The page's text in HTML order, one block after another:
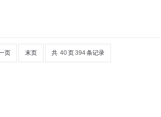
页 末页 共 40页394条记录